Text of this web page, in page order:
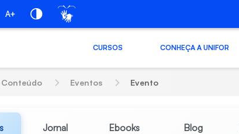
A+
CURSOS CONHEÇA A UNIFOR
Eventos Evento
Jornal Ebooks Blog